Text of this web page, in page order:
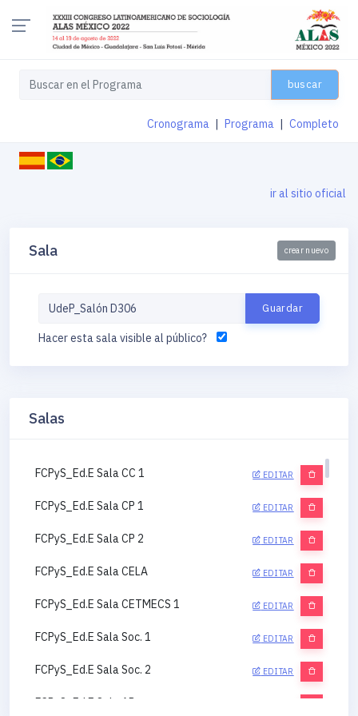
buscar
Cronograma Programa Completo
ir al sitio oficial
Sala crear nuevo
Hacer esta sala visible al público?
Salas
FCPyS_Ed.E Sala CC 1 EDITAR
FCPyS_Ed.E Sala CP 1 EDITAR
FCPyS_Ed.E Sala CP 2 EDITAR
FCPyS_Ed.E Sala CELA EDITAR
FCPyS_Ed.E Sala CETMECS 1 EDITAR
FCPyS_Ed.E Sala Soc. 1 EDITAR
FCPyS_Ed.E Sala Soc. 2 EDITAR
FCPyS_Ed.E Sala AP